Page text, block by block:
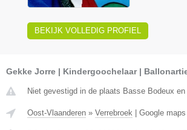
BEKIJK VOLLEDIG PROFIEL
Gekke Jorre | Kindergoochelaar |
Niet gevestigd in de plaats Basse Bodeux
Oost-Vlaanderen » Verrebroek Google maps